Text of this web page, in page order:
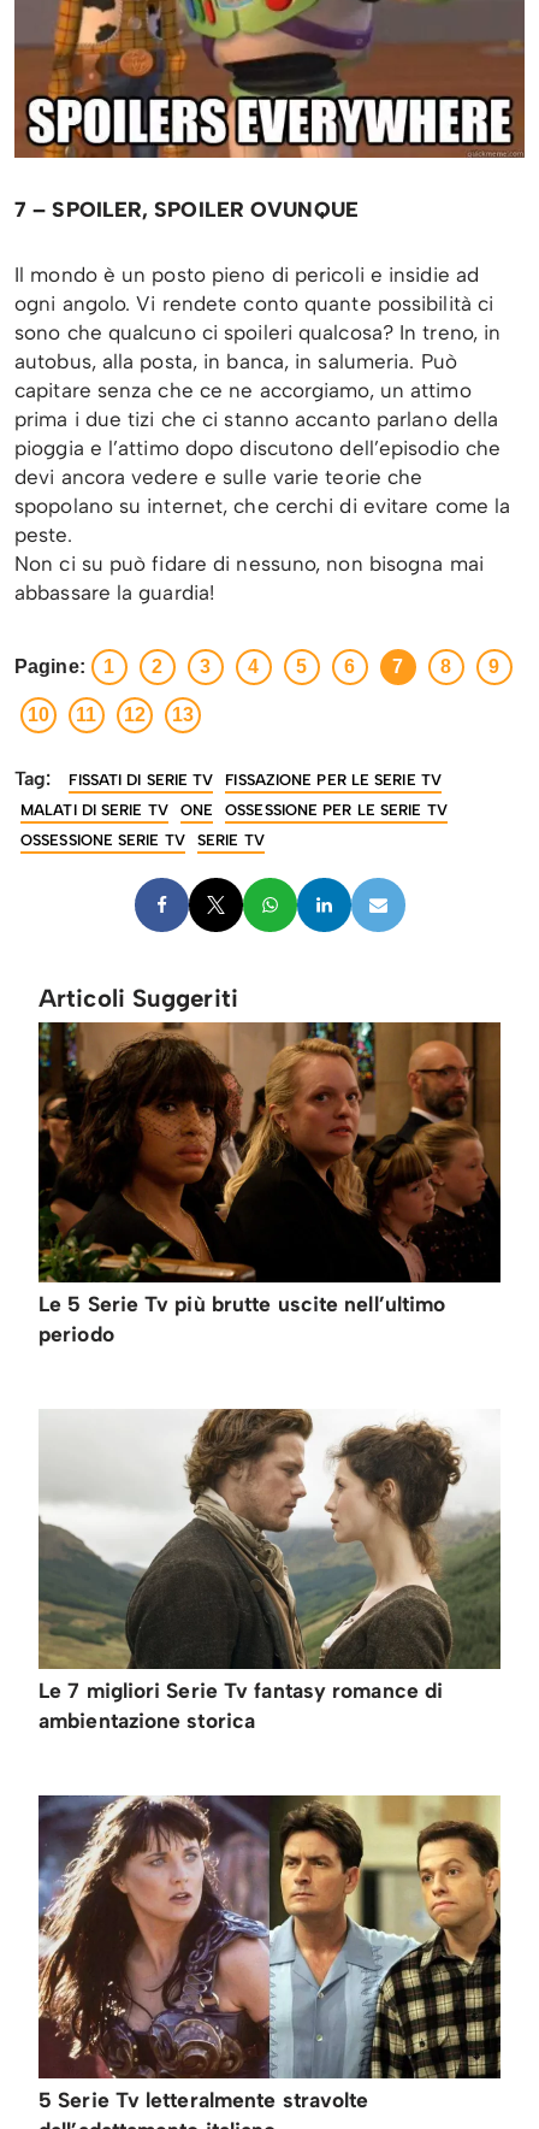
7 – SPOILER, SPOILER OVUNQUE
Il mondo è un posto pieno di pericoli e insidie ad
ogni angolo. Vi rendete conto quante possibilità ci
sono che qualcuno ci spoileri qualcosa? In treno, in
autobus, alla posta, in banca, in salumeria. Può
capitare senza che ce ne accorgiamo, un attimo
prima i due tizi che ci stanno accanto parlano della
pioggia e l’attimo dopo discutono dell’episodio che
devi ancora vedere e sulle varie teorie che
spopolano su internet, che cerchi di evitare come la
peste.
Non ci su può fidare di nessuno, non bisogna mai
abbassare la guardia!
Pagine: 1 2 3 4 5 6 7 8 9
10 11 12 13
Tag: FISSATI DI SERIE TV
FISSAZIONE PER LE SERIE TV
MALATI DI SERIE TV
ONE
OSSESSIONE PER LE SERIE TV
OSSESSIONE SERIE TV
SERIE TV
Articoli Suggeriti
Le 5 Serie Tv più brutte uscite nell’ultimo
periodo
Le 7 migliori Serie Tv fantasy romance di
ambientazione storica
5 Serie Tv letteralmente stravolte